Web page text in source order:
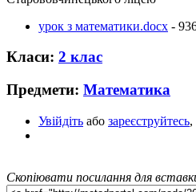
урок з математики.docx -
Класи: 2 клас
Предмети: Математика
Увійдіть або зареєструйтесь,
Скопіювати посилання для